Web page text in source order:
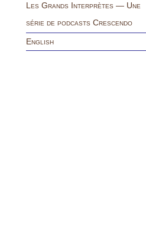
Les Grands Interprètes — Une
série de podcasts Crescendo
English